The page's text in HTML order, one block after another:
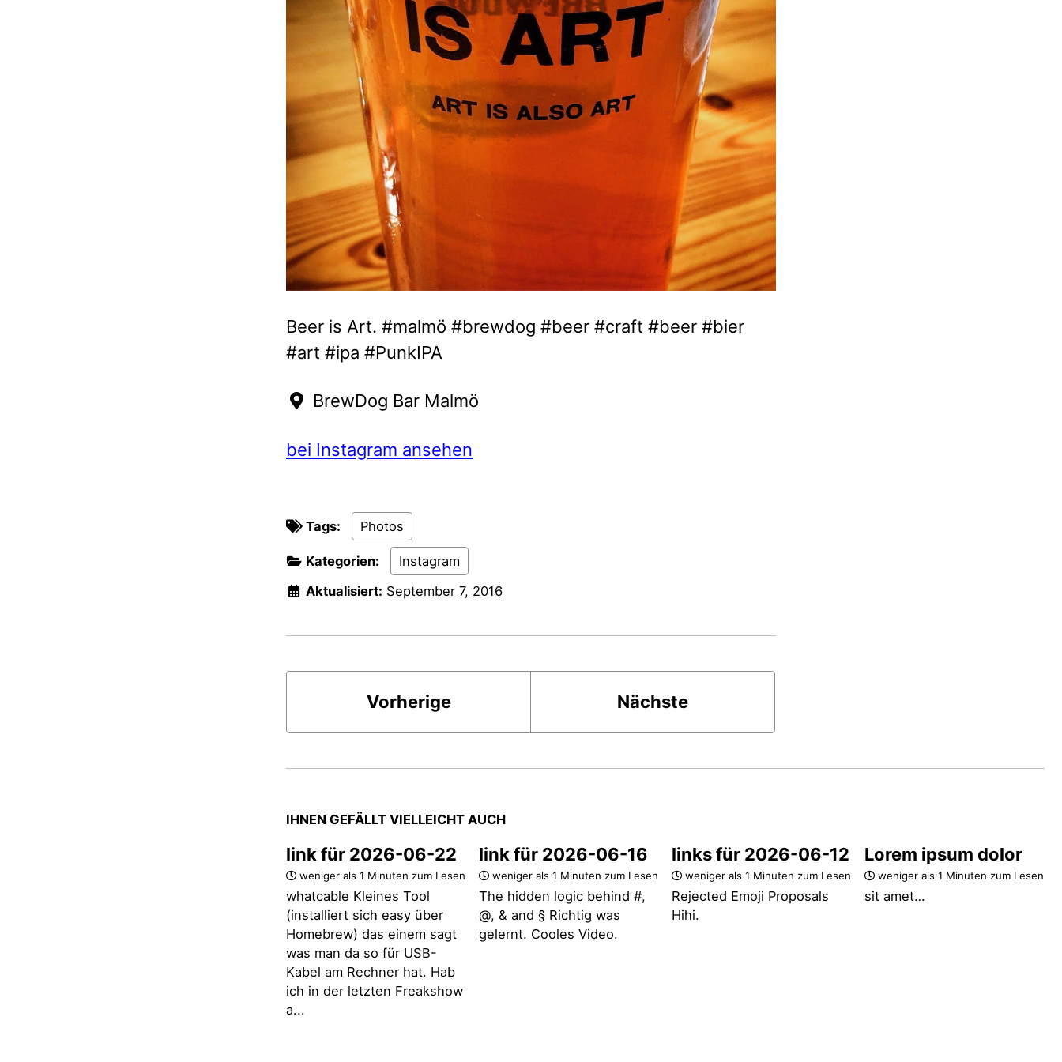
Beer is Art. #malmö #brewdog #beer #craft #beer #bier
#art #ipa #PunkIPA
BrewDog Bar Malmö
bei Instagram ansehen
Tags: Photos
Kategorien:
Instagram
Aktualisiert: September 7, 2016
Vorherige Nächste
IHNEN GEFÄLLT VIELLEICHT AUCH
link für 2026-06-22
weniger als 1 Minuten zum Lesen
whatcable Kleines Tool
(installiert sich easy über
Homebrew) das einem sagt
was man da so für USB-
Kabel am Rechner hat. Hab
ich in der letzten Freakshow
a...
link für 2026-06-16
weniger als 1 Minuten zum Lesen
The hidden logic behind #,
@, & and § Richtig was
gelernt. Cooles Video.
links für 2026-06-12
weniger als 1 Minuten zum Lesen
Rejected Emoji Proposals
Hihi.
Lorem ipsum dolor
weniger als 1 Minuten zum Lesen
sit amet…